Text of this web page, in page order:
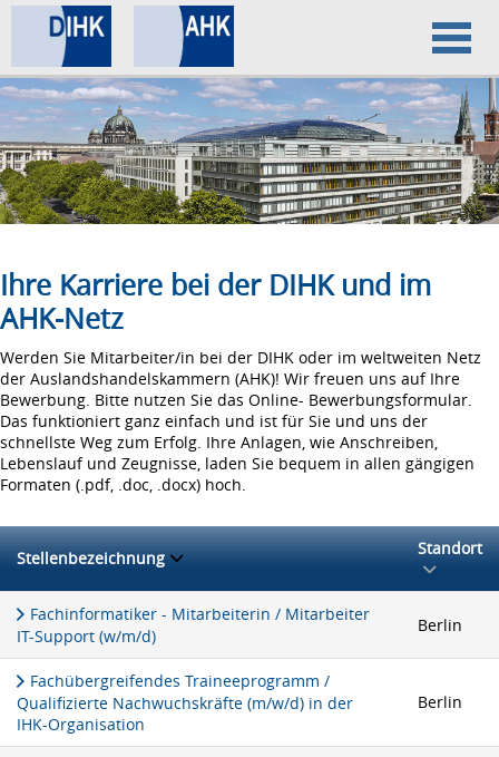
Home
Datenschutz
Impressum
Ihre Karriere bei der DIHK und im
AHK-Netz
Werden Sie Mitarbeiter/in bei der DIHK oder im weltweiten Netz
der Auslandshandelskammern (AHK)! Wir freuen uns auf Ihre
Bewerbung. Bitte nutzen Sie das Online- Bewerbungsformular.
Das funktioniert ganz einfach und ist für Sie und uns der
schnellste Weg zum Erfolg. Ihre Anlagen, wie Anschreiben,
Lebenslauf und Zeugnisse, laden Sie bequem in allen gängigen
Formaten (.pdf, .doc, .docx) hoch.
Stellenbezeichnung Standort
Fachinformatiker - Mitarbeiterin / Mitarbeiter
IT-Support (w/m/d)
Berlin
Fachübergreifendes Traineeprogramm /
Qualifizierte Nachwuchskräfte (m/w/d) in der
IHK-Organisation
Berlin